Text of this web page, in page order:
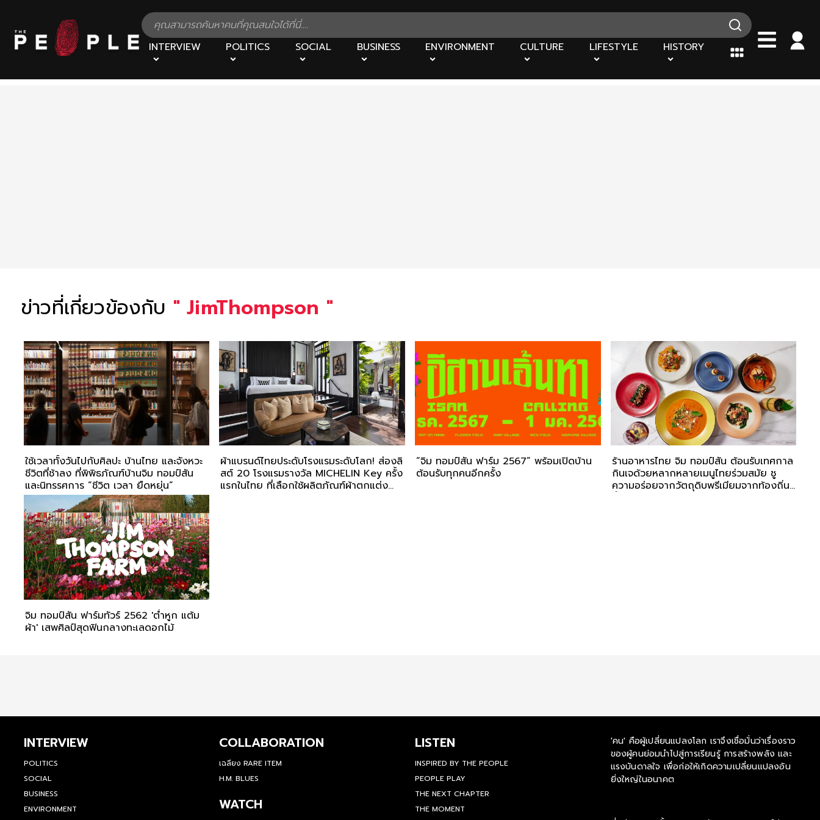
INTERVIEW POLITICS SOCIAL BUSINESS ENVIRONMENT CULTURE LIFESTYLE HISTORY
ข่าวที่เกี่ยวข้องกับ "JimThompson "
ใช้เวลาทั้งวันไปกับศิลปะ บ้านไทย และจังหวะ
ชีวิตที่ช้าลง ที่พิพิธภัณฑ์บ้านจิม ทอมป์สัน
และนิทรรศการ “ชีวิต เวลา ยืดหยุ่น”
ผ้าแบรนด์ไทยประดับโรงแรมระดับโลก! ส่องลิ
สต์ 20 โรงแรมรางวัล MICHELIN Key ครั้ง
แรกในไทย ที่เลือกใช้ผลิตภัณฑ์ผ้าตกแต่ง
“จิม ทอมป์สัน ฟาร์ม 2567” พร้อมเปิดบ้าน
ต้อนรับทุกคนอีกครั้ง
ร้านอาหารไทย จิม ทอมป์สัน ต้อนรับเทศกาล
กินเจด้วยหลากหลายเมนูไทยร่วมสมัย ชู
ความอร่อยจากวัตถุดิบพรีเมียมจากท้องถิ่น
จิม ทอมป์สัน ฟาร์มทัวร์ 2562 'ต่ำหูก แต้ม
ผ้า' เสพศิลป์สุดฟินกลางทะเลดอกไม้
INTERVIEW
POLITICS
SOCIAL
BUSINESS
ENVIRONMENT
COLLABORATION
เฉลียง RARE ITEM
H.M. BLUES
WATCH
LISTEN
INSPIRED BY THE PEOPLE
PEOPLE PLAY
THE NEXT CHAPTER
THE MOMENT
'คน' คือผู้เปลี่ยนแปลงโลก เราจึงเชื่อมั่นว่าเรื่องราว
ของผู้คนย่อมนำไปสู่การเรียนรู้ การสร้างพลัง และ
แรงบันดาลใจ เพื่อก่อให้เกิดความเปลี่ยนแปลงอัน
ยิ่งใหญ่ในอนาคต